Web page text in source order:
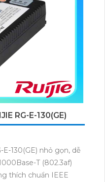
RG-E-130(GE)
130(GE) nhỏ gọn, dễ
T (802.3af)
thích chuẩn IEEE